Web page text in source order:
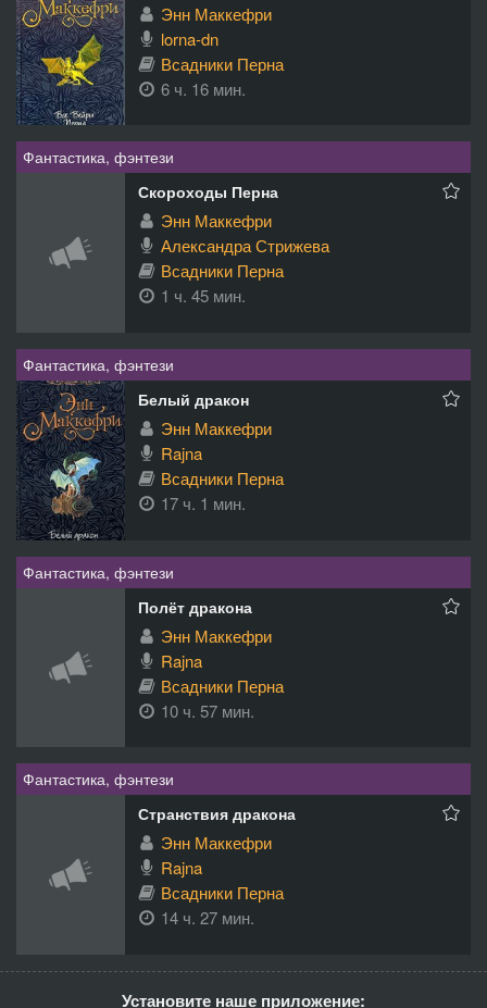
Энн Маккефри
lorna-dn
Всадники Перна
6 ч. 16 мин.
Фантастика, фэнтези
Скороходы Перна
Энн Маккефри
Александра Стрижева
Всадники Перна
1 ч. 45 мин.
Фантастика, фэнтези
Белый дракон
Энн Маккефри
Rajna
Всадники Перна
17 ч. 1 мин.
Фантастика, фэнтези
Полёт дракона
Энн Маккефри
Rajna
Всадники Перна
10 ч. 57 мин.
Фантастика, фэнтези
Странствия дракона
Энн Маккефри
Rajna
Всадники Перна
14 ч. 27 мин.
Установите наше приложение: